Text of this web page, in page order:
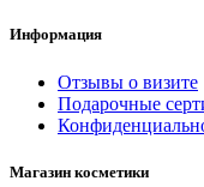
Информация
Отзывы о визите
Подарочные
Магазин косметики